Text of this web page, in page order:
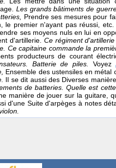
Les grands bâtiments de
Prendre ses mesures pour
le premier n'ayant pas réussi, etc.
ses moyens nuls en lui en
d'artillerie. Ce régiment
Ce capitaine commande la
producteurs de courant
Batterie de piles. Voyez
Ensemble des ustensiles en
Il se dit aussi des Diverses
de batteries. Quelle est
manière de jouer sur la guitare,
d'une Suite d'arpèges à notes